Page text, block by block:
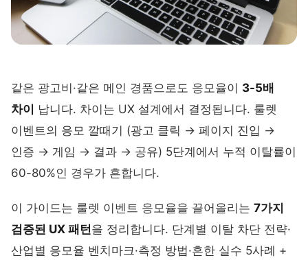
같은 광고비·같은 메인 경품으로도 응모율이 3-5배
차이
납니다. 차이는 UX 설계에서 결정됩니다. 룰렛
이벤트의 응모 깔때기 (광고 클릭 → 페이지 진입 →
인증 → 게임 → 결과 → 공유) 5단계에서 누적 이탈률이
60-80%인 경우가 흔합니다.
이 가이드는 룰렛 이벤트 응모율을 끌어올리는 7가지
검증된 UX 패턴을 정리합니다. 단계별 이탈 차단 전략·
산업별 응모율 벤치마크·측정 방법·흔한 실수 5사례 +